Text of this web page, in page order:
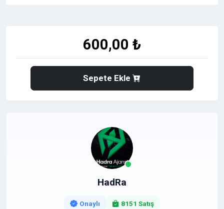
600,00 ₺
Sepete Ekle
HadRa
Onaylı 8151 Satış